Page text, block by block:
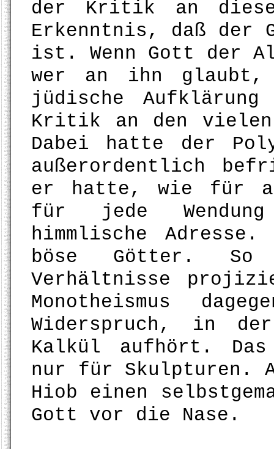
der Kritik an
Erkenntnis, daß der
ist. Wenn Gott der
wer an ihn
jüdische
Kritik an den vielen
Dabei hatte der
außerordentlich
er hatte, wie für
für jede
himmlische
böse Götter. So
Verhältnisse
Monotheismus
Widerspruch, in
Kalkül aufhört.
nur für Skulpturen.
Hiob einen
Gott vor die Nase.